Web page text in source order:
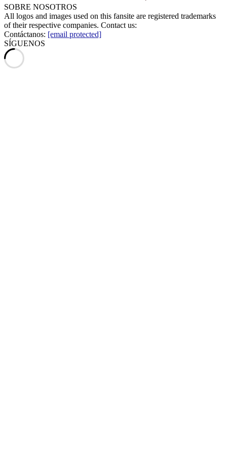
SOBRE NOSOTROS
All logos and images used on this fansite are registered trademarks
of their respective companies. Contact us:
Contáctanos: [email protected]
SÍGUENOS